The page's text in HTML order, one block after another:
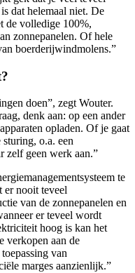
dat helemaal niet. De
de volledige 100%,
zonnepanelen. Of hele
boerderijwindmolens.”
doen”, zegt Wouter.
denk aan: op een ander
opladen. Of je gaat
o.a. een
zelf geen werk aan.”
te
er nooit teveel
van de zonnepanelen en
er teveel wordt
hoog is kan het
verkopen aan de
van
marges aanzienlijk.”